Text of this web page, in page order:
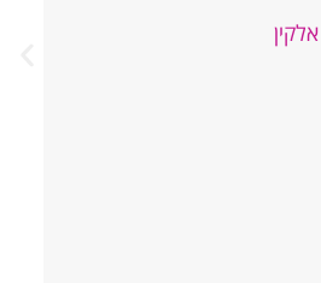
בזכות מה שלימדת אותי
שלי ואומרת תודה על